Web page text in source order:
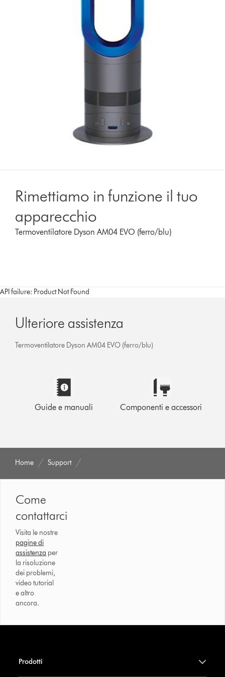
Rimettiamo in funzione il tuo
apparecchio
Termoventilatore Dyson AM04 EVO (ferro/blu)
API failure: Product Not Found
Ulteriore assistenza
Termoventilatore Dyson AM04 EVO (ferro/blu)
Guide e manuali Componenti e accessori
Home Support
Come
contattarci
Visita le nostre
pagine di
assistenza per
la risoluzione
dei problemi,
video tutorial
e altro
ancora.
Prodotti